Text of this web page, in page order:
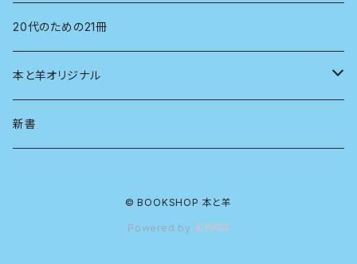
言語学
法律
人類学
20代のための21冊
本と羊オリジナル
アロマスプレー
新書
© BOOKSHOP 本と羊
Powered by